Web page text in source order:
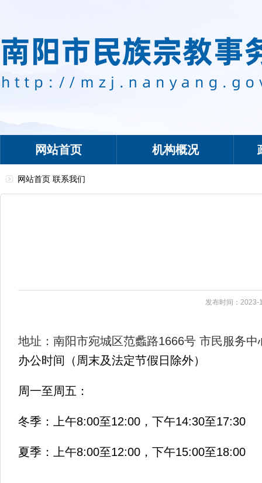
网站首页 机构概况
网站首页 联系我们
发布时间：2023-
地址：南阳市宛城区范蠡路1666号 市民服务
办公时间（周末及法定节假日除外）
周一至周五：
冬季：上午8:00至12:00，下午14:30至17:30
夏季：上午8:00至12:00，下午15:00至18:00